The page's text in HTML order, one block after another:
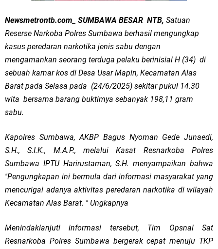
Newsmetrontb.com_ SUMBAWA BESAR NTB, Satuan
Reserse Narkoba Polres Sumbawa berhasil mengungkap
kasus peredaran narkotika jenis sabu dengan
mengamankan seorang terduga pelaku berinisial H (34) di
sebuah kamar kos di Desa Usar Mapin, Kecamatan Alas
Barat pada Selasa pada (24/6/2025) sekitar pukul 14.30
wita bersama barang buktimya sebanyak 198,11 gram
sabu.
Kapolres Sumbawa, AKBP Bagus Nyoman Gede Junaedi,
S.H., S.I.K., M.A.P., melalui Kasat Resnarkoba Polres
Sumbawa IPTU Harirustaman, S.H. menyampaikan bahwa
''Pengungkapan ini bermula dari informasi masyarakat yang
mencurigai adanya aktivitas peredaran narkotika di wilayah
Kecamatan Alas Barat. '' Ungkapnya
Menindaklanjuti informasi tersebut, Tim Opsnal Sat
Resnarkoba Polres Sumbawa bergerak cepat menuju TKP